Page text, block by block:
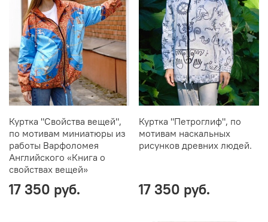
Куртка "Свойства вещей",
по мотивам миниатюры из
работы Варфоломея
Английского «Книга о
свойствах вещей»
17 350 руб.
Куртка "Петроглиф", по
мотивам наскальных
рисунков древних людей.
17 350 руб.